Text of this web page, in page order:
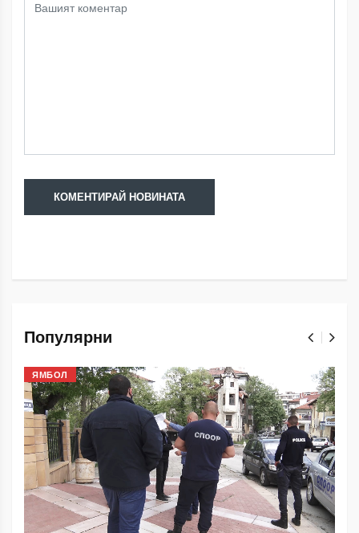
Популярни
ЯМБОЛ